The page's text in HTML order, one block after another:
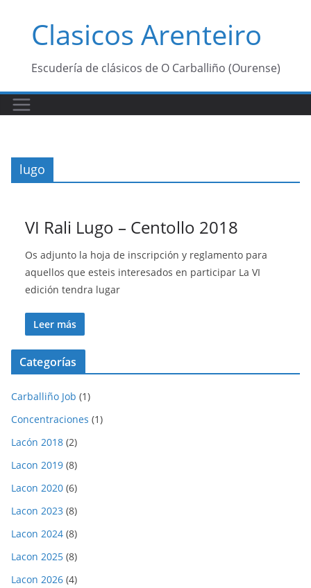
contenidoClasicos Arenteiro
Escudería de clásicos de O Carballiño (Ourense)
lugo
VI Rali Lugo – Centollo 2018
Os adjunto la hoja de inscripción y reglamento para
aquellos que esteis interesados en participar La VI
edición tendra lugar
Leer más
Categorías
Carballiño Job (1)
Concentraciones (1)
Lacón 2018 (2)
Lacon 2019 (8)
Lacon 2020 (6)
Lacon 2023 (8)
Lacon 2024 (8)
Lacon 2025 (8)
Lacon 2026 (4)